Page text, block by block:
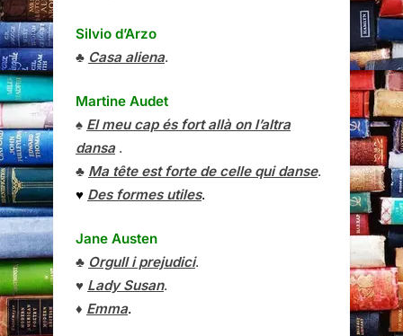
Silvio d’Arzo
♣ Casa aliena.
Martine Audet
♠ El meu cap és fort allà on l’altra
dansa.
♣ Ma tête est forte de celle qui danse.
♥ Des formes utiles.
Jane Austen
♣ Orgull i prejudici.
♥ Lady Susan.
♦ Emma.